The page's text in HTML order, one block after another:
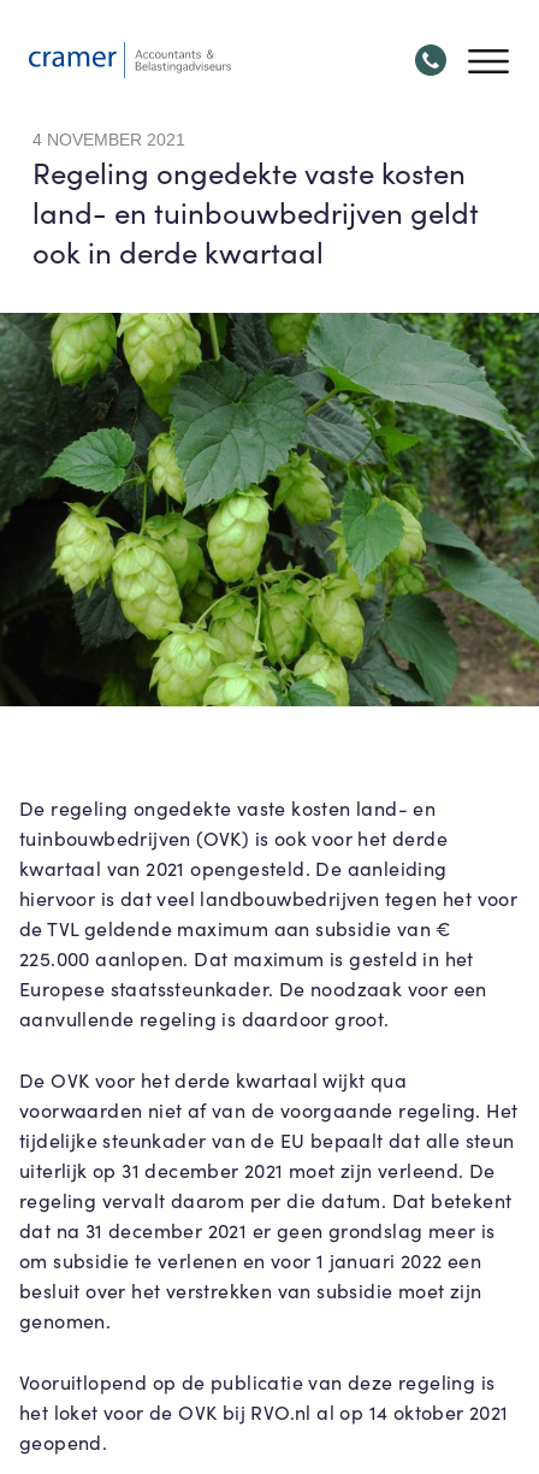
4 NOVEMBER 2021
Regeling ongedekte vaste kosten
land- en tuinbouwbedrijven geldt
ook in derde kwartaal
De regeling ongedekte vaste kosten land- en
tuinbouwbedrijven (OVK) is ook voor het derde
kwartaal van 2021 opengesteld. De aanleiding
hiervoor is dat veel landbouwbedrijven tegen het voor
de TVL geldende maximum aan subsidie van €
225.000 aanlopen. Dat maximum is gesteld in het
Europese staatssteunkader. De noodzaak voor een
aanvullende regeling is daardoor groot.
De OVK voor het derde kwartaal wijkt qua
voorwaarden niet af van de voorgaande regeling. Het
tijdelijke steunkader van de EU bepaalt dat alle steun
uiterlijk op 31 december 2021 moet zijn verleend. De
regeling vervalt daarom per die datum. Dat betekent
dat na 31 december 2021 er geen grondslag meer is
om subsidie te verlenen en voor 1 januari 2022 een
besluit over het verstrekken van subsidie moet zijn
genomen.
Vooruitlopend op de publicatie van deze regeling is
het loket voor de OVK bij RVO.nl al op 14 oktober 2021
geopend.